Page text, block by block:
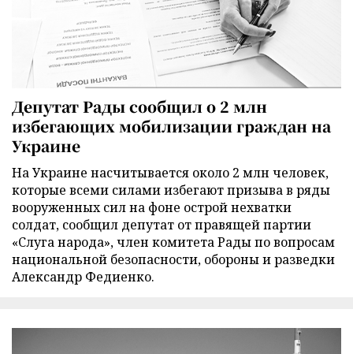
Депутат Рады сообщил о 2 млн
избегающих мобилизации граждан на
Украине
На Украине насчитывается около 2 млн человек,
которые всеми силами избегают призыва в ряды
вооруженных сил на фоне острой нехватки
солдат, сообщил депутат от правящей партии
«Слуга народа», член комитета Рады по вопросам
национальной безопасности, обороны и разведки
Александр Федиенко.